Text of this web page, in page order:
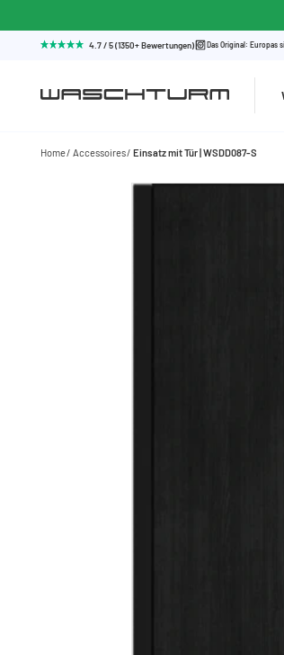
4.7 / 5 (1350+ Bewertungen) Das Original: Europas
Home Accessoires Einsatz mit Tür | WSDD087-S